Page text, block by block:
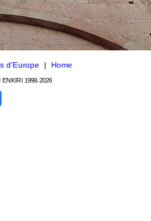
d'Europe | Home
1998-2026